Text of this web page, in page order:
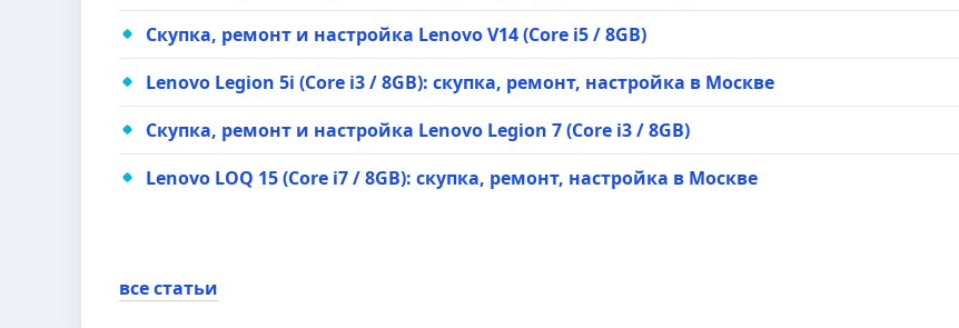
Скупка, ремонт и настройка Lenovo V14 (Core i5 / 8GB)
Lenovo Legion 5i (Core i3 / 8GB): скупка, ремонт, настройка в Москве
Скупка, ремонт и настройка Lenovo Legion 7 (Core i3 / 8GB)
Lenovo LOQ 15 (Core i7 / 8GB): скупка, ремонт, настройка в Москве
все статьи